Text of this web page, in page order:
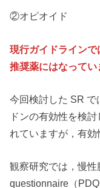
②オピオイド
現行ガイドライン
推奨薬にはなってい
今回検討した SR で
ドンの有効性を検
れていますが，有効
観察研究では，慢
questionnaire（